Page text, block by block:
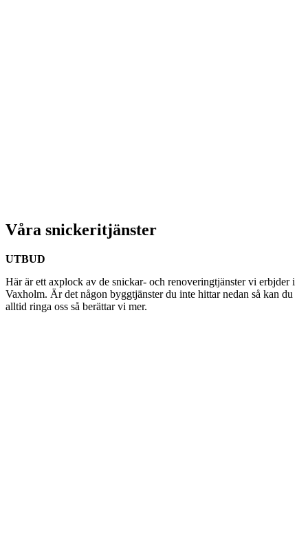
Våra snickeritjänster
UTBUD
Här är ett axplock av de snickar- och renoveringtjänster vi erbjder i
Vaxholm. Är det någon byggtjänster du inte hittar nedan så kan du
alltid ringa oss så berättar vi mer.